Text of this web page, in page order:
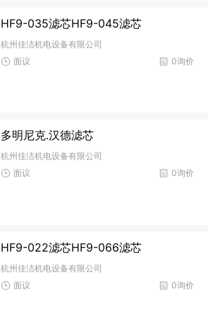
HF9-035滤芯HF9-045滤芯
杭州佳洁机电设备有限公司
0询价
面议
多明尼克.汉德滤芯
杭州佳洁机电设备有限公司
0询价
面议
HF9-022滤芯HF9-066滤芯
杭州佳洁机电设备有限公司
0询价
面议